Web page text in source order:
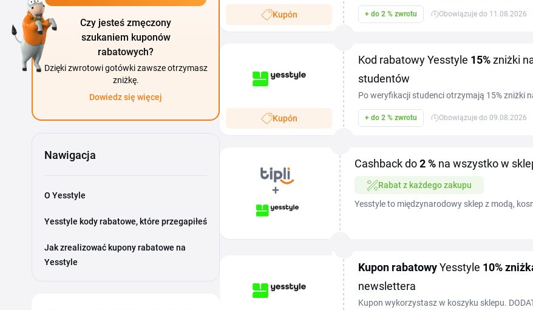
Czy jesteś zmęczony
szukaniem kuponów
rabatowych?
Dzięki zwrotowi gotówki zawsze otrzymasz
zniżkę.
Dowiedz się więcej
Nawigacja
O Yesstyle
Yesstyle kody rabatowe, które przegapiłeś
Jak zrealizować kupony rabatowe na
Yesstyle
Kupón + do 2 % zwrotu Obowiązuje do 11.08.2026
Kupón
Kod rabatowy Yesstyle 15%zniżki
studentów
Po weryfikacji studenci otrzymają 15% zniżki
kupony z 12% zniżką.
+ do 2 % zwrotu Obowiązuje do 09.08.2026
Cashback do2 % na wszystko w
Rabat z każdego zakupu
Yesstyle to międzynarodowy sklep z modą,
Kupon rabatowyYesstyle 10%
newslettera
Kupon wykorzystasz w koszyku sklepu.